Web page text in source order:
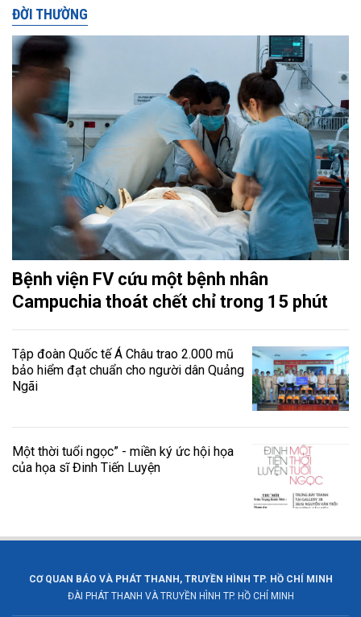
ĐỜI THƯỜNG
Bệnh viện FV cứu một bệnh nhân
Campuchia thoát chết chỉ trong 15 phút
Tập đoàn Quốc tế Á Châu trao 2.000 mũ
bảo hiểm đạt chuẩn cho người dân Quảng
Ngãi
Một thời tuổi ngọc” - miền ký ức hội họa
của họa sĩ Đinh Tiến Luyện
CƠ QUAN BÁO VÀ PHÁT THANH, TRUYỀN HÌNH TP. HỒ CHÍ MINH
ĐÀI PHÁT THANH VÀ TRUYỀN HÌNH TP. HỒ CHÍ MINH